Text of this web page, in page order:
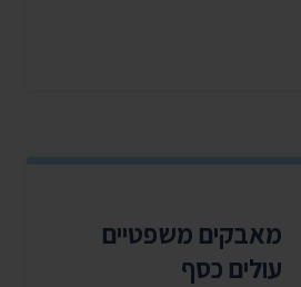
מאבקים משפטיים
עולים כסף